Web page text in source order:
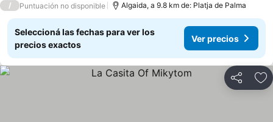
/ Puntuación no disponible Algaida, a 9.8 km de: Platja de Palma
Seleccioná las fechas para ver los
precios exactos
Ver precios
Compartir